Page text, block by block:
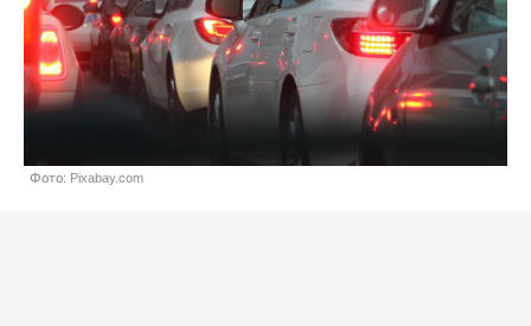
Фото: Pixabay.com